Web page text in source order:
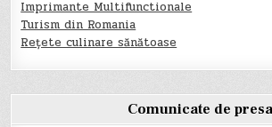
Imprimante Multifunctionale
Turism din Romania
Rețete culinare sănătoase
Comunicate de presa